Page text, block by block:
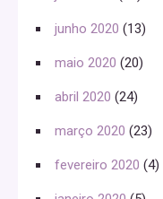
junho 2020 (13)
maio 2020 (20)
abril 2020 (24)
março 2020 (23)
fevereiro 2020 (4)